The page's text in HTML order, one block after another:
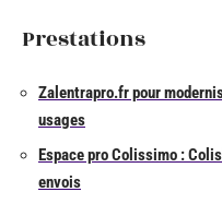
Prestations
Zalentrapro.fr pour
usages
Espace pro Colissimo :
envois